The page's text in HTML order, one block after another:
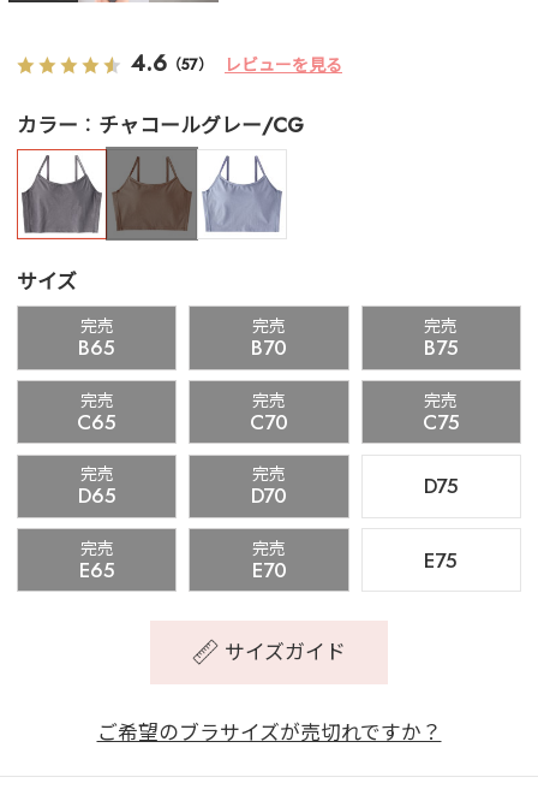
4.6 （57） レビューを見る
カラー チャコールグレー/CG
サイズ
完売
B65
完売
B70
完売
B75
完売
C65
完売
C70
完売
C75
完売
D65
完売
D70 D75
完売
E65
完売
E70 E75
サイズガイド
ご希望のブラサイズが売切れですか？